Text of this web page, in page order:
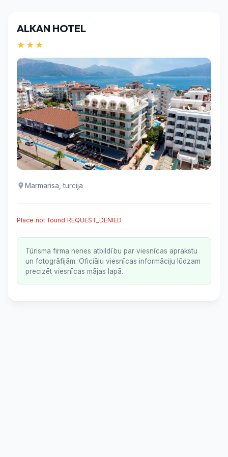
ALKAN HOTEL
★★★
Marmarisa, turcija
Place not found REQUEST_DENIED
Tūrisma firma nenes atbildību par viesnīcas aprakstu
un fotogrāfijām. Oficiālu viesnīcas informāciju lūdzam
precizēt viesnīcas mājas lapā.